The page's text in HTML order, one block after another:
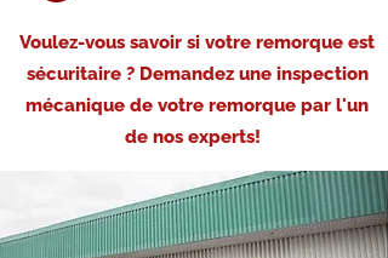
Voulez-vous savoir si votre remorque est
sécuritaire ? Demandez une inspection
mécanique de votre remorque par l'un
de nos experts!